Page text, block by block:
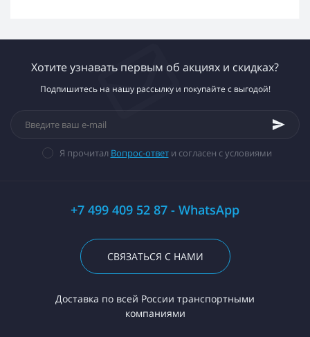
Хотите узнавать первым об акциях и скидках?
Подпишитесь на нашу рассылку и покупайте с выгодой!
Я прочитал Вопрос-ответи согласен с условиями
+7 499 409 52 87 - WhatsApp
СВЯЗАТЬСЯ С НАМИ
Доставка по всей России транспортными
компаниями